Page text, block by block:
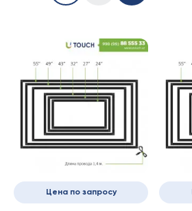
Цена по запросу